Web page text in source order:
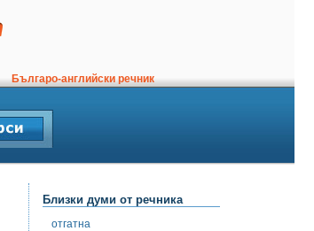
Българо-английски речник
Близки думи от речника
отгатна